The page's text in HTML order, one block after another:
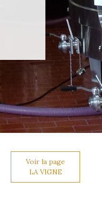
Voir la page
LA VIGNE